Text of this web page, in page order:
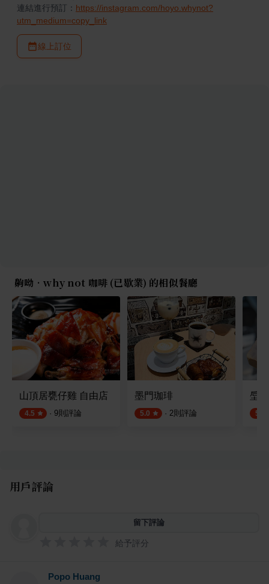
連結進行預訂： https://instagram.com/hoyo.whynot?
utm_medium=copy_link
線上訂位
齁呦•why not 咖啡 (已歇業) 的相似餐廳
山頂居甕仔雞 自由店
4.5 · 9則評論
墨門珈琲
5.0 · 2則評論
垕
5.0
用戶評論
留下評論
給予評分
Popo Huang